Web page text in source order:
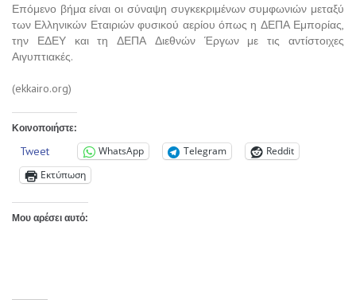
Επόμενο βήμα είναι οι σύναψη συγκεκριμένων συμφωνιών μεταξύ
των Ελληνικών Εταιριών φυσικού αερίου όπως η ΔΕΠΑ Εμπορίας,
την ΕΔΕΥ και τη ΔΕΠΑ Διεθνών Έργων με τις αντίστοιχες
Αιγυπτιακές.
(ekkairo.org)
Κοινοποιήστε:
Tweet WhatsApp Telegram
Reddit
Εκτύπωση
Μου αρέσει αυτό: